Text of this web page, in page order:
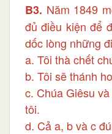
B3. Năm 1849
đủ điều kiện để
dốc lòng những
a. Tôi thà chết
b. Tôi sẽ thánh
c. Chúa Giêsu
tôi.
d. Cả a, b và c